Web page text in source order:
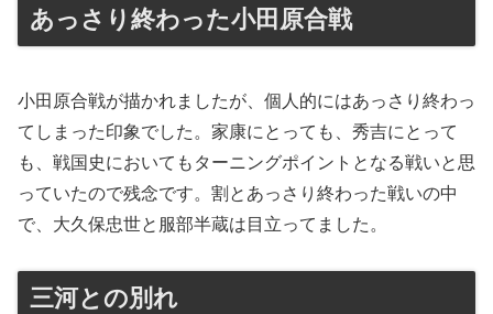
あっさり終わった小田原合戦
小田原合戦が描かれましたが、個人的にはあっさり終わっ
てしまった印象でした。家康にとっても、秀吉にとって
も、戦国史においてもターニングポイントとなる戦いと思
っていたので残念です。割とあっさり終わった戦いの中
で、大久保忠世と服部半蔵は目立ってました。
三河との別れ